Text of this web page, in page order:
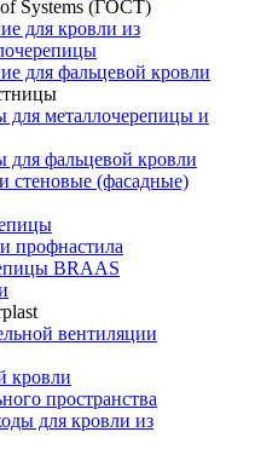
Systems (ГОСТ)
для кровли из
для фальцевой кровли
для металлочерепицы и
для фальцевой кровли
стеновые (фасадные)
профнастила
BRAAS
вентиляции
кровли
пространства
для кровли из